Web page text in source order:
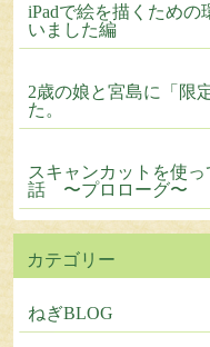
iPadで絵を描くため
いました編
2歳の娘と宮島に「限
た。
スキャンカットを使
話 〜プロローグ〜
カテゴリー
ねぎBLOG